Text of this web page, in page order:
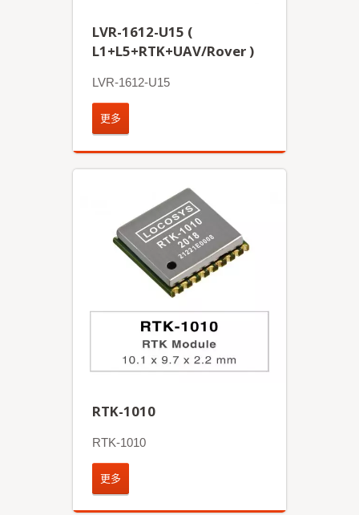
LVR-1612-U15 (
L1+L5+RTK+UAV/Rover )
LVR-1612-U15
更多
RTK-1010
RTK-1010
更多